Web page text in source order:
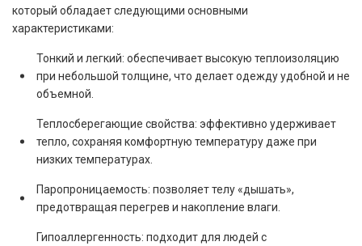
который обладает следующими основными
характеристиками:
Тонкий и легкий: обеспечивает высокую теплоизоляцию
при небольшой толщине, что делает одежду удобной и не
объемной.
Теплосберегающие свойства: эффективно удерживает
тепло, сохраняя комфортную температуру даже при
низких температурах.
Паропроницаемость: позволяет телу «дышать»,
предотвращая перегрев и накопление влаги.
Гипоаллергенность: подходит для людей с